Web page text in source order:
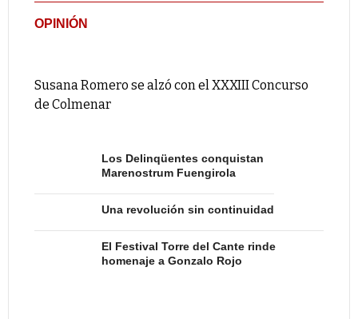
OPINIÓN
Susana Romero se alzó con el XXXIII Concurso
de Colmenar
Los Delinqüentes conquistan
Marenostrum Fuengirola
Una revolución sin continuidad
El Festival Torre del Cante rinde
homenaje a Gonzalo Rojo